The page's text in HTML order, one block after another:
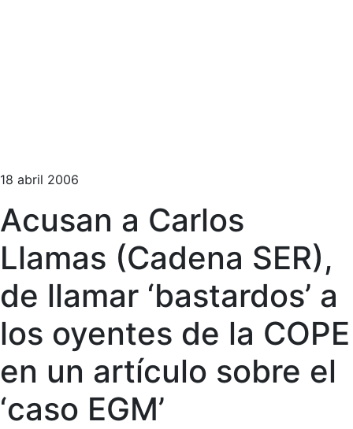
18 abril 2006
Acusan a Carlos
Llamas (Cadena SER),
de llamar ‘bastardos’ a
los oyentes de la COPE
en un artículo sobre el
‘caso EGM’